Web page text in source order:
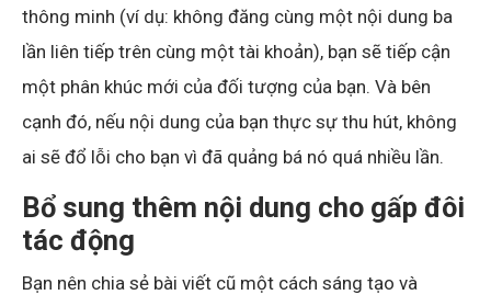
thông minh (ví dụ: không đăng cùng một nội dung ba
lần liên tiếp trên cùng một tài khoản), bạn sẽ tiếp cận
một phân khúc mới của đối tượng của bạn. Và bên
cạnh đó, nếu nội dung của bạn thực sự thu hút, không
ai sẽ đổ lỗi cho bạn vì đã quảng bá nó quá nhiều lần.
Bổ sung thêm nội dung cho gấp đôi
tác động
Bạn nên chia sẻ bài viết cũ một cách sáng tạo và